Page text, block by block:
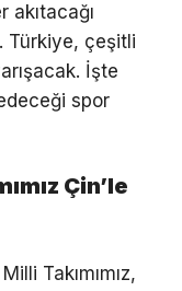
akıtacağı
Türkiye, çeşitli
İşte
spor
Çin’le
Takımımız,